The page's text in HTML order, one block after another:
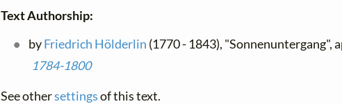
Text Authorship:
byFriedrich Hölderlin (1770 - 1843), "Sonnenuntergang",
1784-1800
See othersettingsof this text.